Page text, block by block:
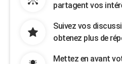
partagent vos
Suivez vos
obtenez plus de
Mettez en avant